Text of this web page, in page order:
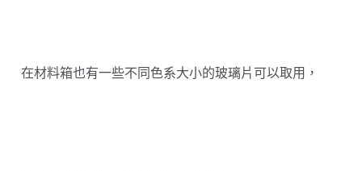
在材料箱也有一些不同色系大小的玻璃片可以取用，